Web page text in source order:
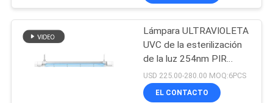
Lámpara ULTRAVIOLETA
UVC de la esterilización
de la luz 254nm PIR
Sensor del tubo del
cuarzo germicida
USD 225.00-280.00 MOQ:6PCS
EL CONTACTO